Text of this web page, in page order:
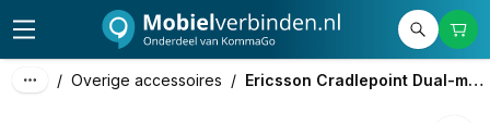
/ Overige accessoires / Ericsson Cradlepoint Dual-modem Dock
123,00 excl. btw
148,83 incl. btw